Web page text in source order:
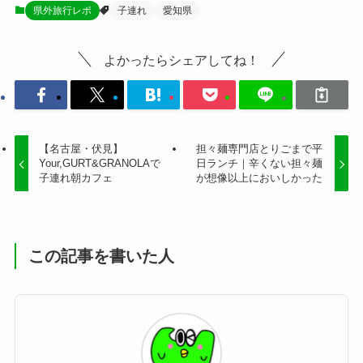
県外旅行レポ 子連れ 愛知県
よかったらシェアしてね！
【名古屋・伏見】
Your,GURT&GRANOLAで
子連れ朝カフェ
担々麺専門店とりごまで平
日ランチ｜辛くない担々麺
が想像以上においしかった
この記事を書いた人